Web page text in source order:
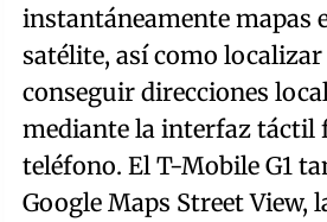
instantáneamente mapas
satélite, así como
conseguir direcciones
mediante la interfaz táctil
teléfono. El T-Mobile G1
Google Maps Street View,